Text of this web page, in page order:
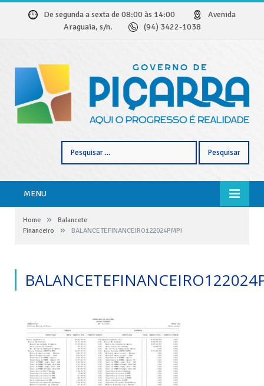
De segunda a sexta de 08:00 às 14:00
Avenida
Araguaia, s/n.
(94) 3422-1038
MENU
Home »
Balancete
Financeiro
» BALANCETEFINANCEIRO122024PMPI